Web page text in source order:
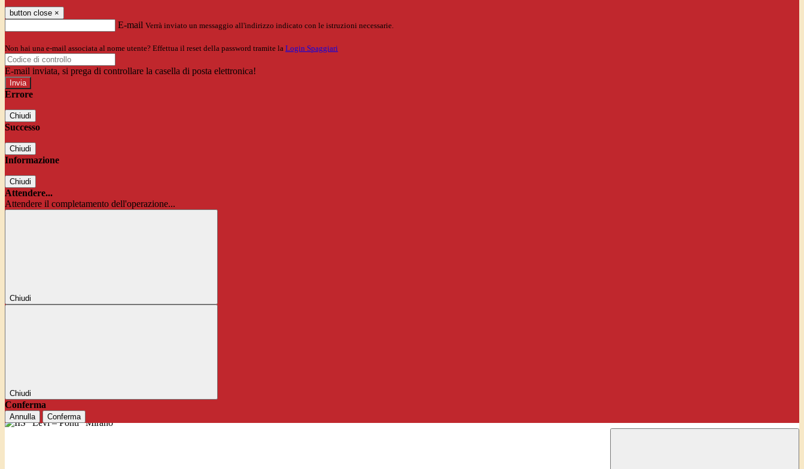
button close ×
E-mail Verrà inviato un messaggio all'indirizzo indicato con le istruzioni necessarie.
Non hai una e-mail associata al nome utente? Effettua il reset della password tramite la Login Spaggiari
E-mail inviata, si prega di controllare la casella di posta elettronica!
Errore
Chiudi
Successo
Chiudi
Informazione
Chiudi
Attendere...
Attendere il completamento dell'operazione...
Chiudi
Chiudi
Conferma
Annulla Conferma